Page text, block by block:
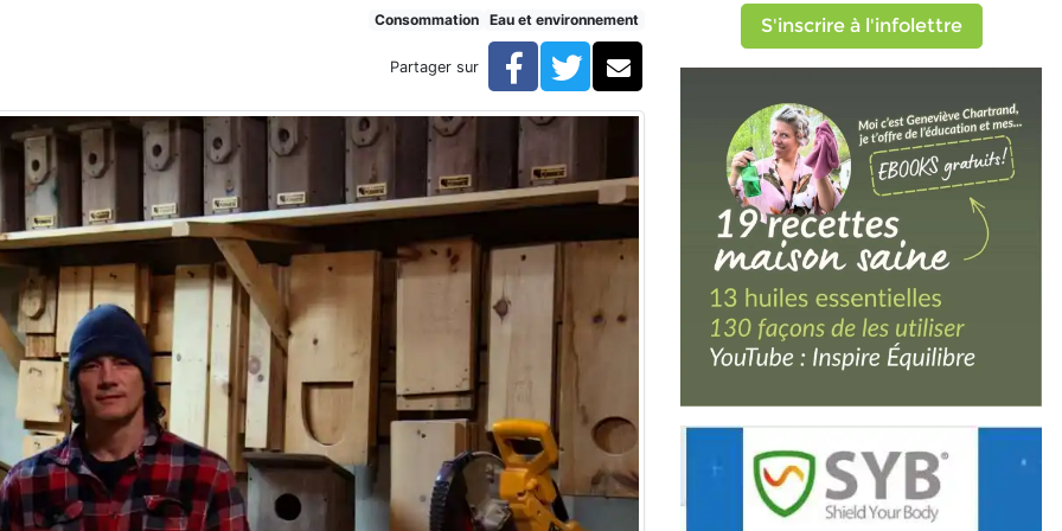
Consommation Eau et environnement
Partager sur Facebook
TwitterCourriel
S'inscrire à l'infolettre